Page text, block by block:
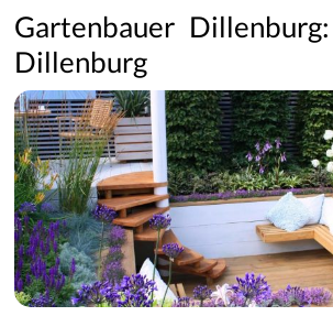
Träume
Gartengestaltung
–
Gartenbau
–
Gartenpflege
Gartenbauer
Dillenburg